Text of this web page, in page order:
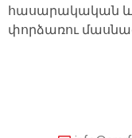
հասարակական և
փորձառու